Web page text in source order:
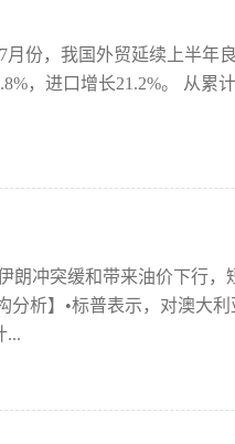
份，我国外贸延续上半年
，进口增长21.2%。 从累
冲突缓和带来油价下行，
析】•标普表示，对澳大
...